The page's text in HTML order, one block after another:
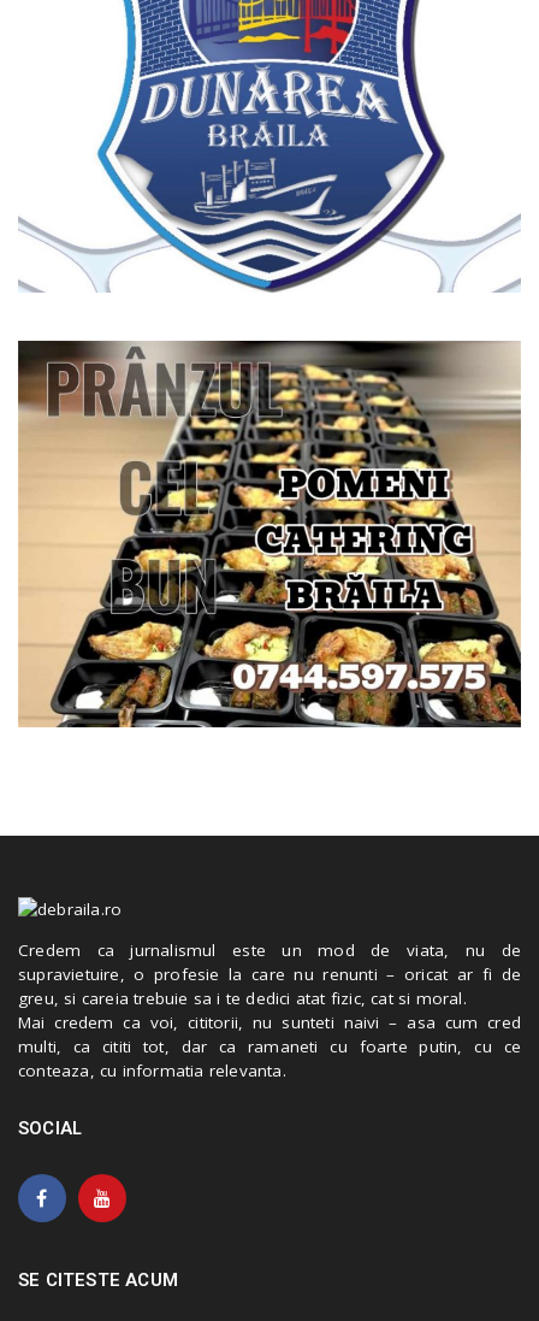
Credem ca jurnalismul este un mod de viata, nu de
supravietuire, o profesie la care nu renunti – oricat ar fi de
greu, si careia trebuie sa i te dedici atat fizic, cat si moral.
Mai credem ca voi, cititorii, nu sunteti naivi – asa cum cred
multi, ca cititi tot, dar ca ramaneti cu foarte putin, cu ce
conteaza, cu informatia relevanta.
SOCIAL
SE CITESTE ACUM